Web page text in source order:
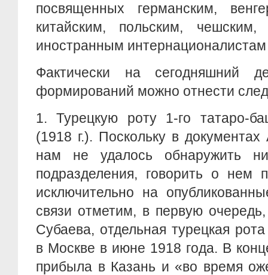
посвященных германским,
китайским, польским,
иностранным
Фактически на сегодняшний
формирований можно отнести
1.
Турецкую роту 1-го татаро-
(1918 г.). Поскольку в
нам не удалось обнаружить
подразделения, говорить о нем
исключительно на
связи отметим, в первую
Субаева, отдельная турецкая
в Москве в июне 1918 года. В
прибыла в Казань и «во время